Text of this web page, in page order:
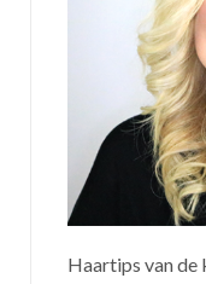
Haartips van de